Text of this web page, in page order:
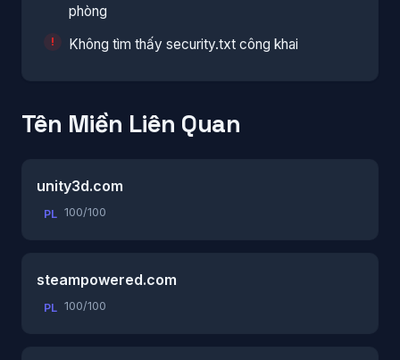
phòng
Không tìm thấy security.txt công khai
Tên Miền Liên Quan
unity3d.com
PL 100/100
steampowered.com
PL 100/100